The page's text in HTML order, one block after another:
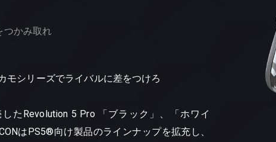
つかみ取れ
モシリーズでライバルに差をつけろ
たRevolution 5 Pro 「ブラック」、「ホワイ
はPS5®向け製品のラインナップを拡充し、